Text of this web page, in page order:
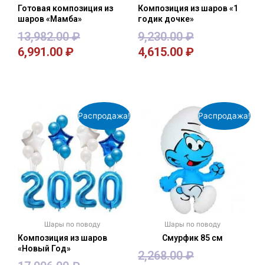
Готовая композиция из
шаров «Мамба»
13,982.00₽
6,991.00 ₽
Композиция из шаров «1
годик дочке»
9,230.00₽
4,615.00 ₽
Распродажа!
Шары по поводу
Композиция из шаров
«Новый Год»
Распродажа!
Шары по поводу
Смурфик 85 см
2,268.00₽